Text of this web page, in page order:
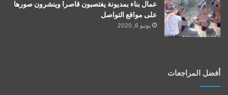
عمال بناء بمديونة يغتصبون قاصرا وينشرون صورها
على مواقع التواصل
يونيو 6, 2020
أفضل المراجعات